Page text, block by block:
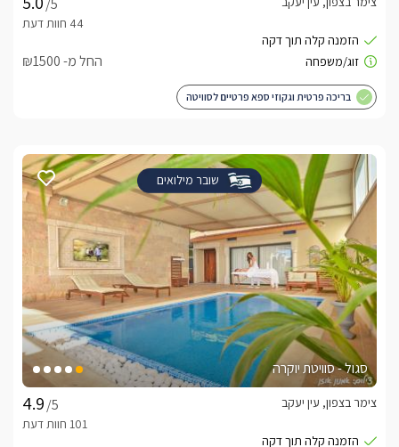
החל מ- ₪1500
בריכה פרטית וגקוזי ספא פרטיים לסוויטה
שובר מילואים
סגול - סוויטת יוקרה
/5
צימר בצפון, עין יעקב